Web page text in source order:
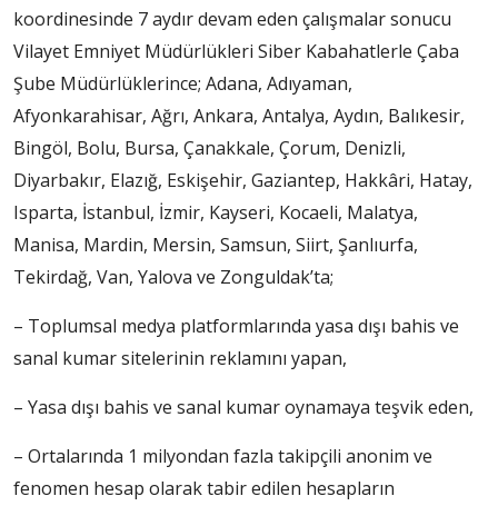
koordinesinde 7 aydır devam eden çalışmalar sonucu
Vilayet Emniyet Müdürlükleri Siber Kabahatlerle Çaba
Şube Müdürlüklerince; Adana, Adıyaman,
Afyonkarahisar, Ağrı, Ankara, Antalya, Aydın, Balıkesir,
Bingöl, Bolu, Bursa, Çanakkale, Çorum, Denizli,
Diyarbakır, Elazığ, Eskişehir, Gaziantep, Hakkâri, Hatay,
Isparta, İstanbul, İzmir, Kayseri, Kocaeli, Malatya,
Manisa, Mardin, Mersin, Samsun, Siirt, Şanlıurfa,
Tekirdağ, Van, Yalova ve Zonguldak’ta;
– Toplumsal medya platformlarında yasa dışı bahis ve
sanal kumar sitelerinin reklamını yapan,
– Yasa dışı bahis ve sanal kumar oynamaya teşvik eden,
– Ortalarında 1 milyondan fazla takipçili anonim ve
fenomen hesap olarak tabir edilen hesapların